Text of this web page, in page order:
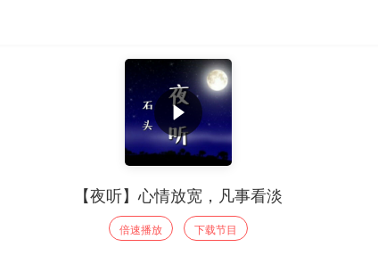
【夜听】心情放宽，凡事看淡
倍速播放 下载节目